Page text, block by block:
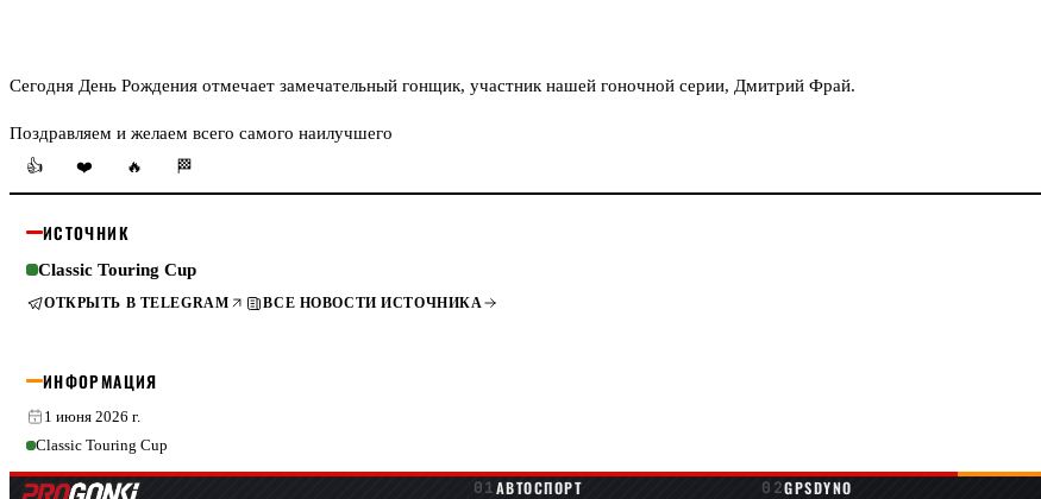
Сегодня День Рождения отмечает замечательный гонщик, участник нашей гоночной серии, Дмитрий Фрай.
Поздравляем и желаем всего самого наилучшего
👍
❤️ 🔥 🏁
ИСТОЧНИК
Classic Touring Cup
ОТКРЫТЬ В TELEGRAM ВСЕ НОВОСТИ ИСТОЧНИКА
ИНФОРМАЦИЯ
1 июня 2026 г.
Classic Touring Cup
АВТОСПОРТ GPSDYNO